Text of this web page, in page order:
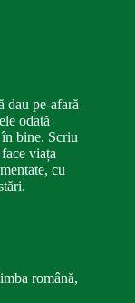
dau pe-afară
odată
bine. Scriu
viața
cu
română,